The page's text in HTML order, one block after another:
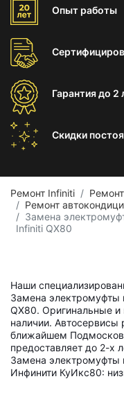
Опыт работы
Гарантиядо 2
Скидки
Ремонт Infiniti
Ремонт
Замена
Infiniti QX80
Наши
Замена электромуфты
QX80. Оригинальные и
наличии. Автосервисы
ближайшем
предоставляет до 2-х
Замена электромуфты
Инфинити КуИкс80: